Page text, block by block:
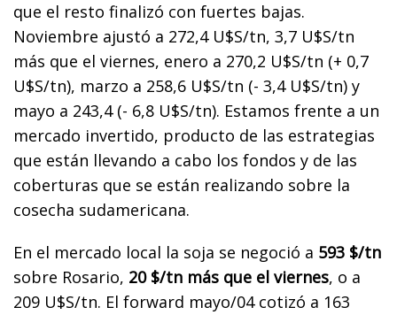
que el resto finalizó con fuertes bajas.
Noviembre ajustó a 272,4 U$S/tn, 3,7 U$S/tn
más que el viernes, enero a 270,2 U$S/tn (+ 0,7
U$S/tn), marzo a 258,6 U$S/tn (- 3,4 U$S/tn) y
mayo a 243,4 (- 6,8 U$S/tn). Estamos frente a un
mercado invertido, producto de las estrategias
que están llevando a cabo los fondos y de las
coberturas que se están realizando sobre la
cosecha sudamericana.
En el mercado local la soja se negoció a 593 $/tn
sobre Rosario, 20 $/tn más que el viernes, o a
209 U$S/tn. El forward mayo/04 cotizó a 163